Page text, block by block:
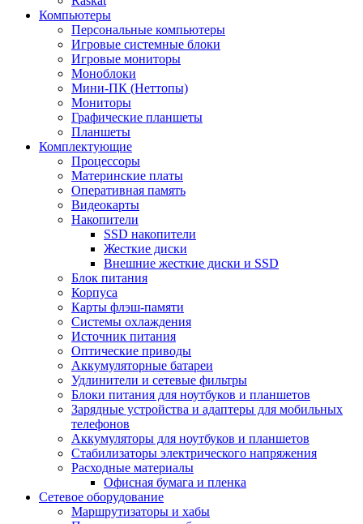
Компьютеры
Персональные компьютеры
Игровые системные блоки
Игровые мониторы
Моноблоки
Мини-ПК (Неттопы)
Мониторы
Графические планшеты
Планшеты
Комплектующие
Процессоры
Материнские платы
Оперативная память
Видеокарты
Накопители
SSD накопители
Жесткие диски
Внешние жесткие диски и SSD
Блок питания
Корпуса
Карты флэш-памяти
Системы охлаждения
Источник питания
Оптические приводы
Аккумуляторные батареи
Удлинители и сетевые фильтры
Блоки питания для ноутбуков и планшетов
Зарядные устройства и адаптеры для мобильных
телефонов
Аккумуляторы для ноутбуков и планшетов
Стабилизаторы электрического напряжения
Расходные материалы
Офисная бумага и пленка
Сетевое оборудование
Маршрутизаторы и хабы